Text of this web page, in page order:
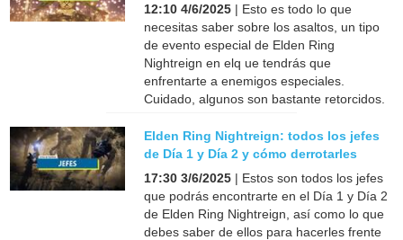
12:10 4/6/2025 | Esto es todo lo que
necesitas saber sobre los asaltos, un tipo
de evento especial de Elden Ring
Nightreign en elq ue tendrás que
enfrentarte a enemigos especiales.
Cuidado, algunos son bastante retorcidos.
Elden Ring Nightreign: todos los jefes
de Día 1 y Día 2 y cómo derrotarles
17:30 3/6/2025 | Estos son todos los jefes
que podrás encontrarte en el Día 1 y Día 2
de Elden Ring Nightreign, así como lo que
debes saber de ellos para hacerles frente